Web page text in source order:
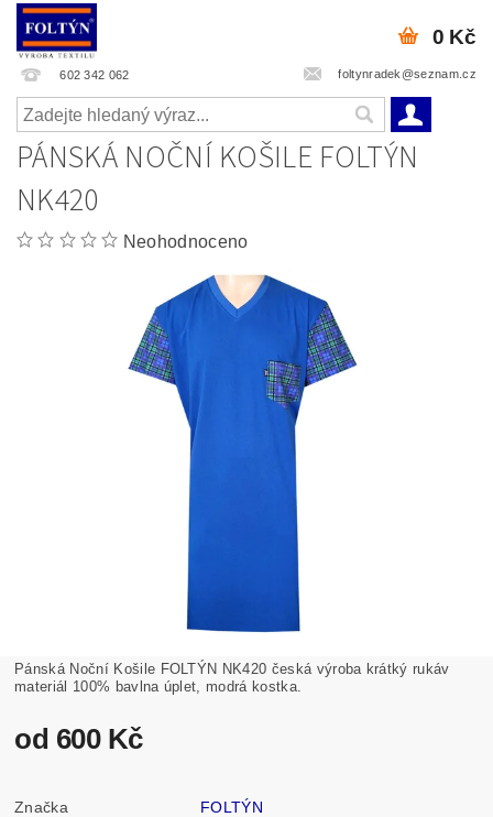
602 342 062 foltynradek@seznam.cz
0 Kč
PÁNSKÁ NOČNÍ KOŠILE FOLTÝN
NK420
Neohodnoceno
Pánská Noční Košile FOLTÝN NK420 česká výroba krátký rukáv
materiál 100% bavlna úplet, modrá kostka.
od 600 Kč
Značka FOLTÝN